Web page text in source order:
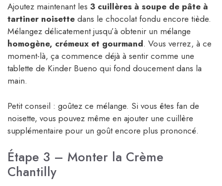
Ajoutez maintenant les 3 cuillères à soupe de pâte à
tartiner noisette dans le chocolat fondu encore tiède.
Mélangez délicatement jusqu’à obtenir un mélange
homogène, crémeux et gourmand. Vous verrez, à ce
moment-là, ça commence déjà à sentir comme une
tablette de Kinder Bueno qui fond doucement dans la
main.
Petit conseil : goûtez ce mélange. Si vous êtes fan de
noisette, vous pouvez même en ajouter une cuillère
supplémentaire pour un goût encore plus prononcé.
Étape 3 – Monter la Crème
Chantilly